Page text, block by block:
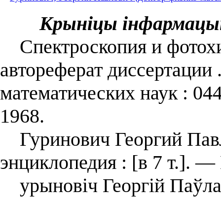
Крыніцы
Спектроскопия и
автореферат
математических наук :
1968.
Гуринович Георгий
энциклопедия : [в 7 т.].
урыновіч Георгій